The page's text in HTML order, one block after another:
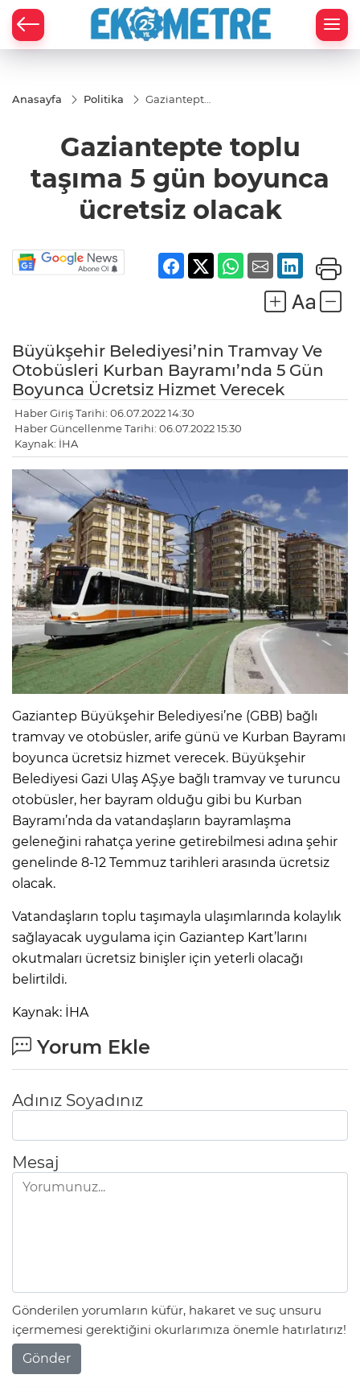
Anasayfa Politika
Gaziantepte
gün
boyunca
ücretsiz
olacak
Gaziantepte toplu
taşıma 5 gün boyunca
ücretsiz olacak
Büyükşehir Belediyesi’nin Tramvay Ve
Otobüsleri Kurban Bayramı’nda 5 Gün
Boyunca Ücretsiz Hizmet Verecek
Haber Giriş Tarihi: 06.07.2022 14:30
Haber Güncellenme Tarihi: 06.07.2022 15:30
Kaynak: İHA
Gaziantep Büyükşehir Belediyesi’ne (GBB) bağlı
tramvay ve otobüsler, arife günü ve Kurban Bayramı
boyunca ücretsiz hizmet verecek. Büyükşehir
Belediyesi Gazi Ulaş AŞ.ye bağlı tramvay ve turuncu
otobüsler, her bayram olduğu gibi bu Kurban
Bayramı’nda da vatandaşların bayramlaşma
geleneğini rahatça yerine getirebilmesi adına şehir
genelinde 8-12 Temmuz tarihleri arasında ücretsiz
olacak.
Vatandaşların toplu taşımayla ulaşımlarında kolaylık
sağlayacak uygulama için Gaziantep Kart’larını
okutmaları ücretsiz binişler için yeterli olacağı
belirtildi.
Kaynak: İHA
Yorum Ekle
Adınız Soyadınız
Mesaj
Gönderilen yorumların küfür, hakaret ve suç unsuru
içermemesi gerektiğini okurlarımıza önemle hatırlatırız!
Gönder